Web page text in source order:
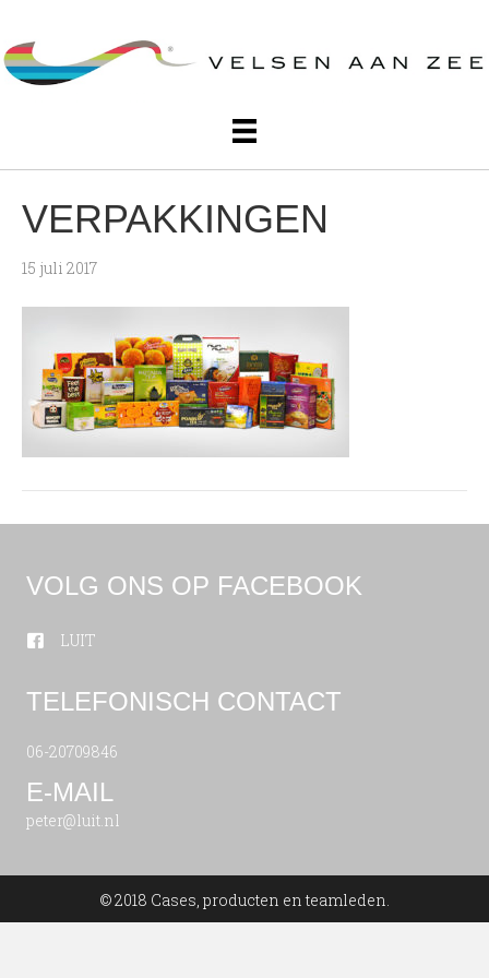
VERPAKKINGEN
15 juli 2017
VOLG ONS OP FACEBOOK
LUIT
TELEFONISCH CONTACT
06-20709846
E-MAIL
peter@luit.nl
© 2018 Cases, producten en teamleden.